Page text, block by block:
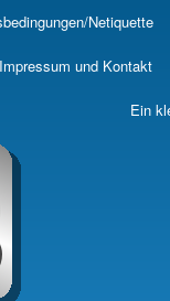
Skip
main
Netiquette
Impressum und Kontakt
Ein